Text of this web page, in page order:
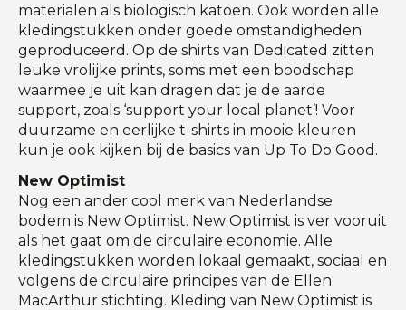
materialen als biologisch katoen. Ook worden alle
kledingstukken onder goede omstandigheden
geproduceerd. Op de shirts van Dedicated zitten
leuke vrolijke prints, soms met een boodschap
waarmee je uit kan dragen dat je de aarde
support, zoals ‘support your local planet’! Voor
duurzame en eerlijke t-shirts in mooie kleuren
kun je ook kijken bij de basics van Up To Do Good.
New Optimist
Nog een ander cool merk van Nederlandse
bodem is New Optimist. New Optimist is ver vooruit
als het gaat om de circulaire economie. Alle
kledingstukken worden lokaal gemaakt, sociaal en
volgens de circulaire principes van de Ellen
MacArthur stichting. Kleding van New Optimist is